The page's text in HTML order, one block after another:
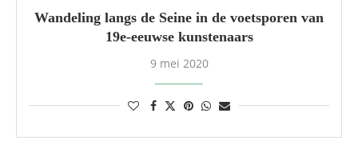
Wandeling langs de Seine in de voetsporen van
19e-eeuwse kunstenaars
9 mei 2020